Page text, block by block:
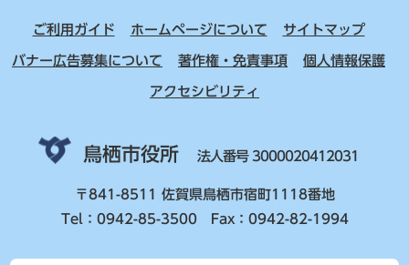
ご利用ガイド ホームページについて サイトマップ
バナー広告募集について 著作権・免責事項 個人情報保護
アクセシビリティ
鳥栖市役所 法人番号 3000020412031
〒841-8511 佐賀県鳥栖市宿町1118番地
Tel：0942-85-3500 Fax：0942-82-1994